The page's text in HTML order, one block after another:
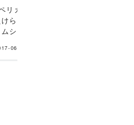
リカム を守る。絶対
られない戦い 対:ア
シ
06-28